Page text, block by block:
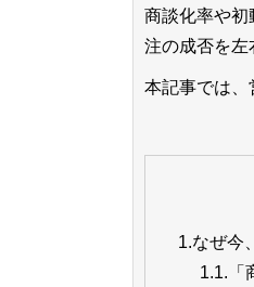
商談化率や初
注の成否を左
本記事では、
1.なぜ今
1.1.